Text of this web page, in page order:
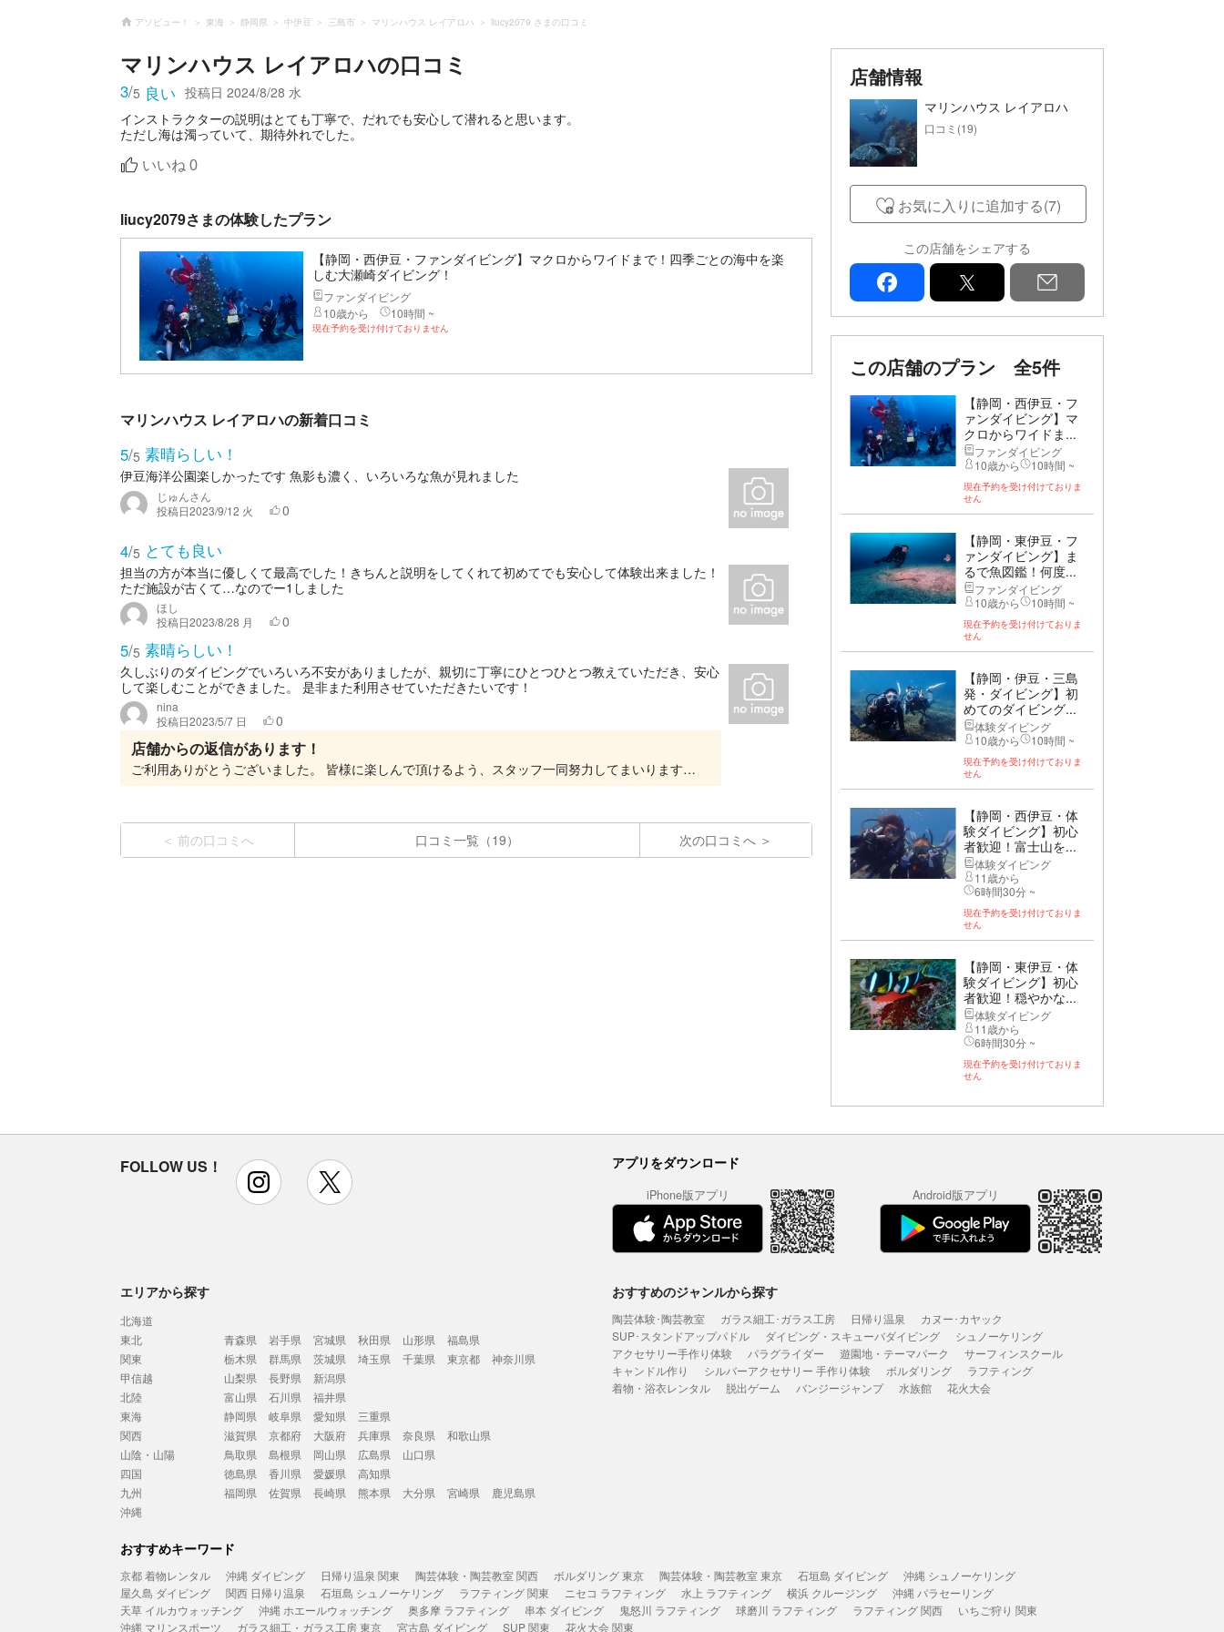
アソビュー！ 東海 静岡県 中伊豆 三島市 マリンハウス レイアロハ liucy2079 さまの口コミ
マリンハウス レイアロハの口コミ
3/5 良い 投稿日 2024/8/28 水
インストラクターの説明はとても丁寧で、だれでも安心して潜れると思います。
ただし海は濁っていて、期待外れでした。
いいね 0
liucy2079さまの体験したプラン
【静岡・西伊豆・ファンダイビング】マクロからワイドまで！四季ごとの海中を楽
しむ大瀬崎ダイビング！
ファンダイビング
10歳から
10時間 ~
現在予約を受け付けておりません
マリンハウス レイアロハの新着口コミ
5/5 素晴らしい！
伊豆海洋公園楽しかったです 魚影も濃く、いろいろな魚が見れました
じゅんさん
投稿日2023/9/12 火 0
4/5 とても良い
担当の方が本当に優しくて最高でした！きちんと説明をしてくれて初めてでも安心して体験出来ました！
ただ施設が古くて…なのでー1しました
ほし
投稿日2023/8/28 月 0
5/5 素晴らしい！
久しぶりのダイビングでいろいろ不安がありましたが、親切に丁寧にひとつひとつ教えていただき、安心
して楽しむことができました。 是非また利用させていただきたいです！
nina
投稿日2023/5/7 日 0
店舗からの返信があります！
ご利用ありがとうございました。 皆様に楽しんで頂けるよう、スタッフ一同努力してまいります。 またのご参加を楽しみにお待ちしております。 宜しくお願い致します。
前の口コミへ 口コミ一覧（19） 次の口コミへ
店舗情報
マリンハウス レイアロハ
口コミ(19)
お気に入りに追加する(7)
この店舗をシェアする
facebook
この店舗のプラン 全5件
【静岡・西伊豆・フ
ァンダイビング】マ
クロからワイドま...
ファンダイビング
10歳から
10時間 ~
現在予約を受け付けておりま
せん
【静岡・東伊豆・フ
ァンダイビング】ま
るで魚図鑑！何度...
ファンダイビング
10歳から
10時間 ~
現在予約を受け付けておりま
せん
【静岡・伊豆・三島
発・ダイビング】初
めてのダイビング...
体験ダイビング
10歳から
10時間 ~
現在予約を受け付けておりま
せん
【静岡・西伊豆・体
験ダイビング】初心
者歓迎！富士山を...
体験ダイビング
11歳から
6時間30分 ~
現在予約を受け付けておりま
せん
【静岡・東伊豆・体
験ダイビング】初心
者歓迎！穏やかな...
体験ダイビング
11歳から
6時間30分 ~
現在予約を受け付けておりま
せん
FOLLOW US！ instagram アプリをダウンロード
iPhone版アプリ Android版アプリ
エリアから探す
北海道
東北
青森県 岩手県 宮城県 秋田県 山形県
福島県
関東
栃木県 群馬県 茨城県 埼玉県 千葉県 東京都
神奈川県
甲信越
山梨県 長野県
新潟県
北陸
富山県 石川県
福井県
東海
静岡県 岐阜県 愛知県
三重県
関西
滋賀県 京都府 大阪府 兵庫県 奈良県
和歌山県
山陰・山陽
鳥取県 島根県 岡山県 広島県
山口県
四国
徳島県 香川県 愛媛県
高知県
九州
福岡県 佐賀県 長崎県 熊本県 大分県 宮崎県
鹿児島県
沖縄
おすすめのジャンルから探す
陶芸体験･陶芸教室 ガラス細工･ガラス工房 日帰り温泉
カヌー･カヤック
SUP･スタンドアップパドル
ダイビング・スキューバダイビング
シュノーケリング
アクセサリー手作り体験
パラグライダー 遊園地・テーマパーク
サーフィンスクール
キャンドル作り
シルバーアクセサリー 手作り体験 ボルダリング
ラフティング
着物・浴衣レンタル
脱出ゲーム バンジージャンプ 水族館 花火大会
おすすめキーワード
京都 着物レンタル 沖縄 ダイビング 日帰り温泉 関東 陶芸体験・陶芸教室 関西 ボルダリング 東京 陶芸体験・陶芸教室 東京 石垣島 ダイビング
沖縄 シュノーケリング
屋久島 ダイビング
関西 日帰り温泉 石垣島 シュノーケリング ラフティング 関東 ニセコ ラフティング 水上 ラフティング 横浜 クルージング
沖縄 パラセーリング
天草 イルカウォッチング
沖縄 ホエールウォッチング 奥多摩 ラフティング 串本 ダイビング 鬼怒川 ラフティング 球磨川 ラフティング ラフティング 関西
いちご狩り 関東
沖縄 マリンスポーツ
ガラス細工・ガラス工房 東京 宮古島 ダイビング SUP 関東 花火大会 関東